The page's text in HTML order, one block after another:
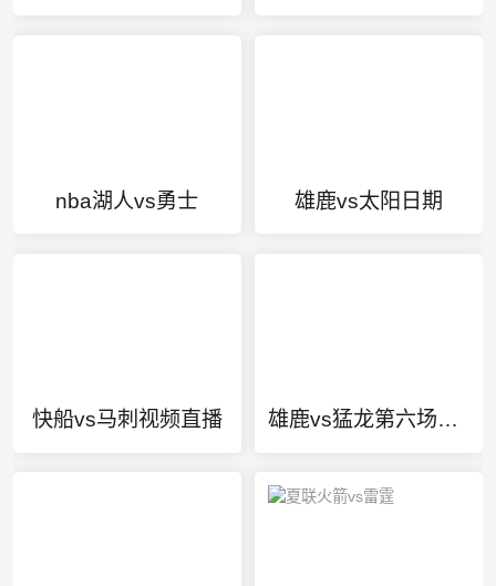
nba湖人vs勇士 雄鹿vs太阳日期
快船vs马刺视频直播 雄鹿vs猛龙第六场回放